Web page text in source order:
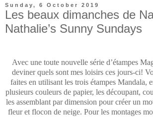
Sunday, 6 October 2019
Les beaux dimanches de
Nathalie’s Sunny Sundays
Avec une toute nouvelle série d’étampes
deviner quels sont mes loisirs ces jours-ci!
faites en utilisant les trois étampes Mandala,
plusieurs couleurs de papier, les découpant,
les assemblant par dimension pour créer un
fleur et flocon de neige. Pour les montages